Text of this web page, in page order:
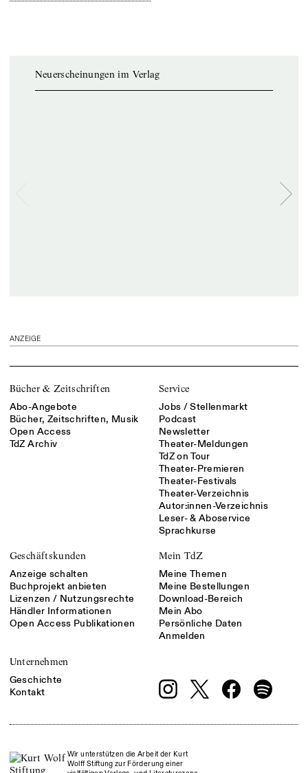
Neuerscheinungen im Verlag
ANZEIGE
Bücher & Zeitschriften
Abo-Angebote
Bücher, Zeitschriften, Musik
Open Access
TdZ Archiv
Service
Jobs / Stellenmarkt
Podcast
Newsletter
Theater-Meldungen
TdZ on Tour
Theater-Premieren
Theater-Festivals
Theater-Verzeichnis
Autor:innen-Verzeichnis
Leser- & Aboservice
Sprachkurse
Geschäftskunden
Anzeige schalten
Buchprojekt anbieten
Lizenzen / Nutzungsrechte
Händler Informationen
Open Access Publikationen
Mein TdZ
Meine Themen
Meine Bestellungen
Download-Bereich
Mein Abo
Persönliche Daten
Anmelden
Unternehmen
Geschichte
Kontakt
Wir unterstützen die Arbeit der Kurt
Wolff Stiftung zur Förderung einer